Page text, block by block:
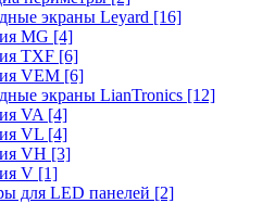
экраны Leyard [16]
MG [4]
TXF [6]
VEM [6]
экраны LianTronics [12]
VA [4]
VL [4]
VH [3]
V [1]
для LED панелей [2]